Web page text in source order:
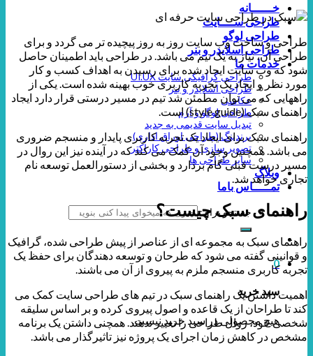
خــــــانه
طراحی ســــایت
طراحی لوگو
طراحی اسلایدر و بنر
خدمات ما
طراحی گرافیکی سایت UI.UX
طراحی اسلایدر و بنر
عکاسی
طراحی لوگو و آرم
تبدیل سایت قدیمی به جدید
برندینگ (طراحی اوراق اداری)
تصویر سازی و طراحی کاراکتر
سایر طراحی ها
وبلاگ
تمـــــاس باما
جستجو برای:
0
سبد خرید
هیچ محصولی در سبد خرید نیست.
طراحی و ساخت وب سایت روز به روز پیچیده تر می گردد و برای
طراحی آن، نیاز به یک تیم می باشد. در طراحی باید اطمینان حاصل
شود که وب سایت ایجاد شده برای رسیدن به اهداف کسب و کار
مورد نظر و ایجاد یک تجربه کاربری خوب بهینه شده است. یکی از
راههایی که می توان مطمئن شد تیم در مسیر درستی قرار دارد ایجاد
راهنمای سبک (style guide) است.
راهنمای سبک برای ایجاد یک تجربه کاربری پایدار و منسجم ضروری
می باشد. همچنین وجود آن کمک می کند که در آینده نیز این روال در
مسیر درست قبلی گام بردارد و بخشی از دستورالعمل توسعه نام
تجاری خواهد شد.
راهنمای سبک چیست؟
راهنمای سبک به مجموعه ای از عناصر از پیش طراحی شده، گرافیک
و قوانینی گفته می شود که طرحان و توسعه دهندگان برای حفظ یک
تجربه کاربری منسجم ملزم به پیروی از آن می باشند.
اهمیت داشتن یک راهنمای سبک در تیم های طراحی سایت کمک می
کند تا طراحان از یک قاعده و اصول پیروی کرده و بر اساس سلیقه
شخصی خود، روال طراحی را تغییر ندهند. همچنی داشتن یک برنامه
مشخص در کاهش زمان اجرای یک پروژه نیز تاثیرگذار می باشد.